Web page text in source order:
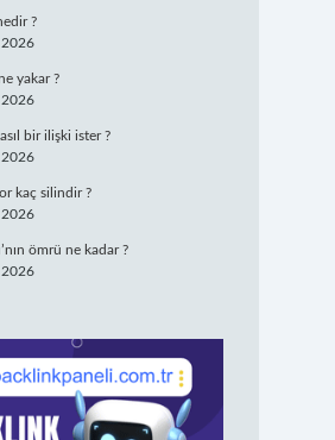
?
2026
yakar ?
2026
bir ilişki ister ?
2026
kaç silindir ?
2026
ömrü ne kadar ?
2026